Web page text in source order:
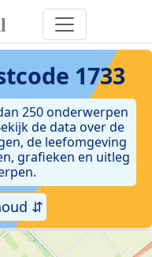
1733
250 onderwerpen
de data over de
de leefomgeving
grafieken en uitleg
⇵